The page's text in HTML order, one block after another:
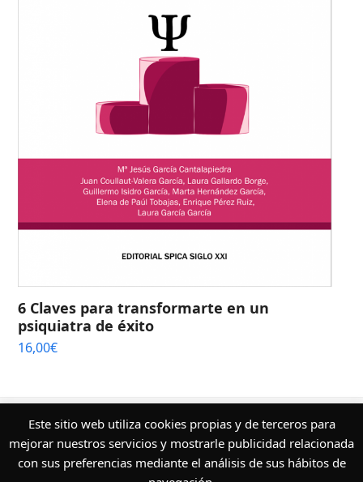
6 Claves para transformarte en un
psiquiatra de éxito
16,00€
¿Quieres conocer más sobre nuestros
servicios editoriales?
Escríbenos ahora
Este sitio web utiliza cookies propias y de terceros para
mejorar nuestros servicios y mostrarle publicidad relacionada
con sus preferencias mediante el análisis de sus hábitos de